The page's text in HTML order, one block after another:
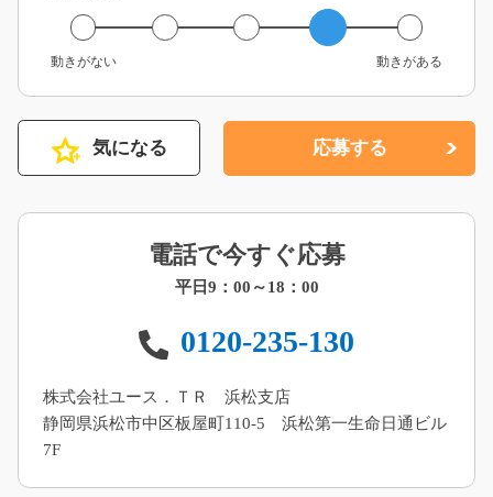
動きがない 動きがある
気になる 応募する
電話で今すぐ応募
平日9：00～18：00
0120-235-130
株式会社ユース．ＴＲ 浜松支店
静岡県浜松市中区板屋町110-5 浜松第一生命日通ビル
7F